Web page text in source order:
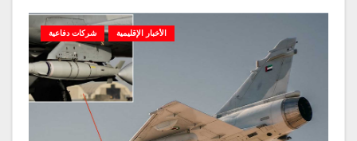
الأخبار الإقليمية شركات دفاعية